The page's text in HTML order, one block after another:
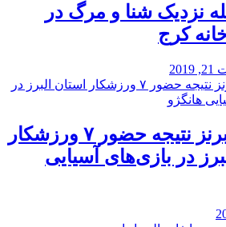
نزدیک شنا و مرگ در
کرج
۲ مدال برنز نتیجه حضور ۷ ورزشکار
در بازی‌های آسیایی